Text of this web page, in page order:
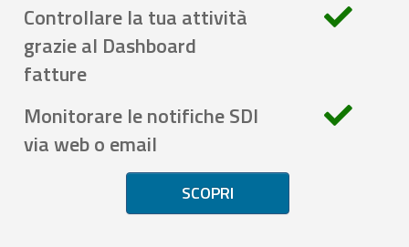
Controllare la tua attività
grazie al Dashboard
fatture
Monitorare le notifiche SDI
via web o email
SCOPRI